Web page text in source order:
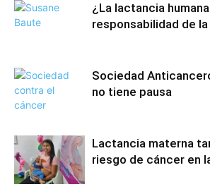
¿La lactancia
responsabilidad de la
Sociedad
no tiene pausa
Lactancia materna
riesgo de cáncer en